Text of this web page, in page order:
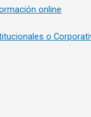
online
o